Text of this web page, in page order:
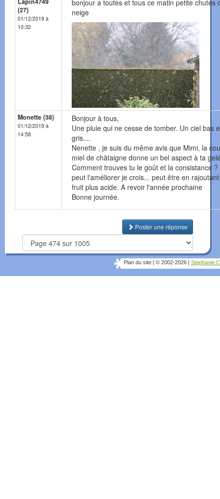
(27)
01/12/2019 à
10:32
bonjour a toutes et tous ce matin petite chutes
neige
Monette (38)
01/12/2019 à
14:58
Bonjour à tous,
Une pluie qui ne cesse de tomber. Un ciel bas
gris....
Nenette , je suis du même avis que Mimi, la
miel de châtaigne donne un bel aspect à ta
Comment trouves tu le goût et la consistance ?
peut l'améliorer je crois... peut être en
fruit plus acide. A revoir l'année prochaine
Bonne journée.
Poster une réponse
Plan du site © 2002-2026 Stéphanie C